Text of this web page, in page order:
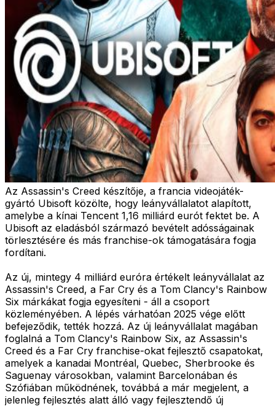
Az Assassin's Creed készítője, a francia videojáték-
gyártó Ubisoft közölte, hogy leányvállalatot alapított,
amelybe a kínai Tencent 1,16 milliárd eurót fektet be. A
Ubisoft az eladásból származó bevételt adósságainak
törlesztésére és más franchise-ok támogatására fogja
fordítani.
Az új, mintegy 4 milliárd euróra értékelt leányvállalat az
Assassin's Creed, a Far Cry és a Tom Clancy's Rainbow
Six márkákat fogja egyesíteni - áll a csoport
közleményében. A lépés várhatóan 2025 vége előtt
befejeződik, tették hozzá. Az új leányvállalat magában
foglalná a Tom Clancy's Rainbow Six, az Assassin's
Creed és a Far Cry franchise-okat fejlesztő csapatokat,
amelyek a kanadai Montréal, Quebec, Sherbrooke és
Saguenay városokban, valamint Barcelonában és
Szófiában működnének, továbbá a már megjelent, a
jelenleg fejlesztés alatt álló vagy fejlesztendő új